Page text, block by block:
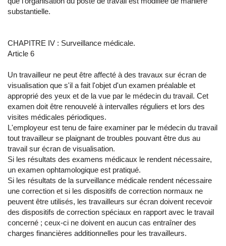
substantielle.
CHAPITRE IV : Surveillance médicale.
Article 6
Un travailleur ne peut être affecté à des travaux sur écran de
visualisation que s'il a fait l'objet d'un examen préalable et
approprié des yeux et de la vue par le médecin du travail. Cet
examen doit être renouvelé à intervalles réguliers et lors des
visites médicales périodiques.
L'employeur est tenu de faire examiner par le médecin du travail
tout travailleur se plaignant de troubles pouvant être dus au
travail sur écran de visualisation.
Si les résultats des examens médicaux le rendent nécessaire,
un examen ophtamologique est pratiqué.
Si les résultats de la surveillance médicale rendent nécessaire
une correction et si les dispositifs de correction normaux ne
peuvent être utilisés, les travailleurs sur écran doivent recevoir
des dispositifs de correction spéciaux en rapport avec le travail
concerné ; ceux-ci ne doivent en aucun cas entraîner des
charges financières additionnelles pour les travailleurs.